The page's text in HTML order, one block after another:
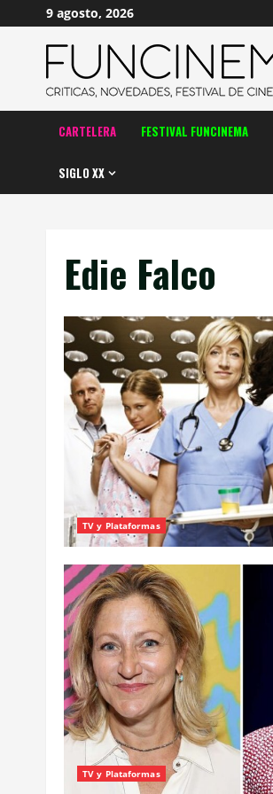
contenido
9 agosto, 2026
CARTELERA FESTIVAL FUNCINEMA
SIGLO XX
Edie Falco
TV y Plataformas
TV y Plataformas